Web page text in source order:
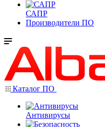
САПР
Производители ПО
Каталог ПО
Антивирусы